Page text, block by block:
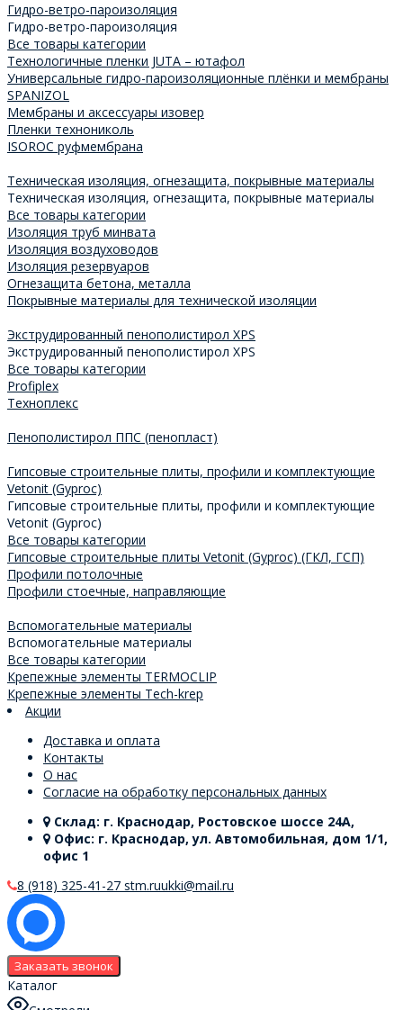
Гидро-ветро-пароизоляция
Гидро-ветро-пароизоляция
Все товары категории
Технологичные пленки JUTA – ютафол
Универсальные гидро-пароизоляционные плёнки и мембраны
SPANIZOL
Мембраны и аксессуары изовер
Пленки технониколь
ISOROC руфмембрана
Техническая изоляция, огнезащита, покрывные материалы
Техническая изоляция, огнезащита, покрывные материалы
Все товары категории
Изоляция труб минвата
Изоляция воздуховодов
Изоляция резервуаров
Огнезащита бетона, металла
Покрывные материалы для технической изоляции
Экструдированный пенополистирол XPS
Экструдированный пенополистирол XPS
Все товары категории
Profiplex
Техноплекс
Пенополистирол ППС (пенопласт)
Гипсовые строительные плиты, профили и комплектующие
Vetonit (Gyproc)
Гипсовые строительные плиты, профили и комплектующие
Vetonit (Gyproc)
Все товары категории
Гипсовые строительные плиты Vetonit (Gyproc) (ГКЛ, ГСП)
Профили потолочные
Профили стоечные, направляющие
Вспомогательные материалы
Вспомогательные материалы
Все товары категории
Крепежные элементы TERMOCLIP
Крепежные элементы Tech-krep
Акции
Доставка и оплата
Контакты
О нас
Согласие на обработку персональных данных
Склад: г. Краснодар, Ростовское шоссе 24А,
Офис: г. Краснодар, ул. Автомобильная, дом 1/1,
офис 1
8 (918) 325-41-27 stm.ruukki@mail.ru
Заказать звонок
Каталог